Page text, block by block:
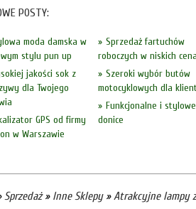
POSTY:
Sprzedaż fartuchów
roboczych w niskich
moda damska w
stylu pun up
Szeroki wybór butów
motocyklowych dla
jakości sok z
dla Twojego
Funkcjonalne i stylowe
donice
GPS od firmy
w Warszawie
Sprzedaż» Inne Sklepy» Atrakcyjne lampy